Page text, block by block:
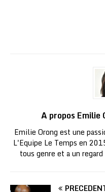
A propos Emilie
Emilie Orong est une
L'Equipe Le Temps en
tous genre et a un